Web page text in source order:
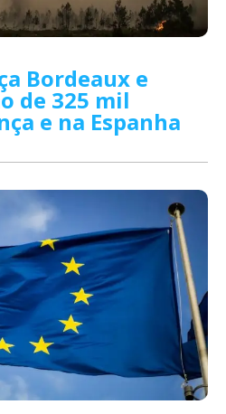
Bordeaux e
de 325 mil
e na Espanha